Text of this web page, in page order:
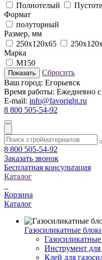
Полнотелый
Формат
полуторный
Размер, мм
250x120x65
Марка
M150
Показать
Сбросить
Ваш город: Егорьевск
Время работы: Ежедневно
E-mail: info@favoright.ru
8 800 505-54-92
8 800 505-54-92
Заказать звонок
Бесплатная консультация
Каталог
Корзина
Каталог
Газосиликатные
Инструмент для
Клей для